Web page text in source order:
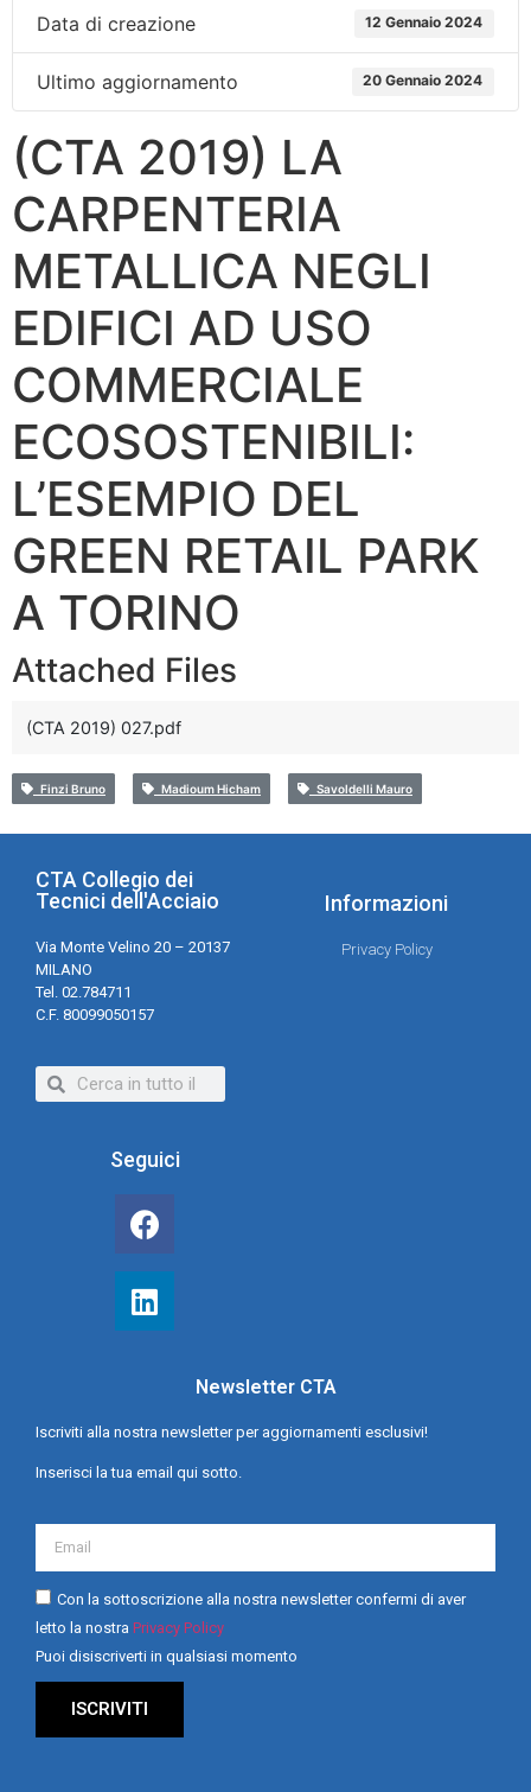
Data di creazione 12 Gennaio 2024
Ultimo aggiornamento 20 Gennaio 2024
(CTA 2019) LA
CARPENTERIA
METALLICA NEGLI
EDIFICI AD USO
COMMERCIALE
ECOSOSTENIBILI:
L’ESEMPIO DEL
GREEN RETAIL PARK
A TORINO
Attached Files
(CTA 2019) 027.pdf
Finzi Bruno Madioum Hicham Savoldelli Mauro
CTA Collegio dei
Tecnici dell'Acciaio
Via Monte Velino 20 – 20137
MILANO
Tel. 02.784711
C.F. 80099050157
Informazioni
Privacy Policy
Seguici
Newsletter CTA
Iscriviti alla nostra newsletter per aggiornamenti esclusivi!
Inserisci la tua email qui sotto.
Con la sottoscrizione alla nostra newsletter confermi di aver
letto la nostra Privacy Policy
Puoi disiscriverti in qualsiasi momento
ISCRIVITI